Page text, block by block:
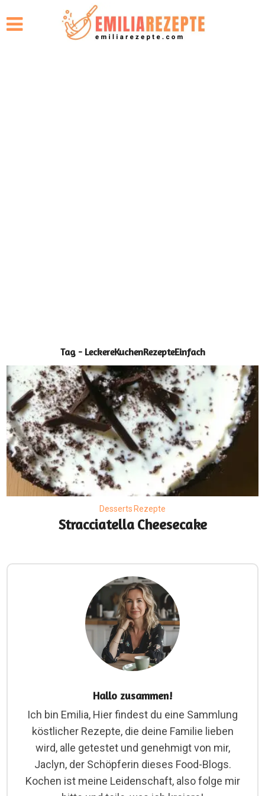
Tag - LeckereKuchenRezepteEinfach
Desserts Rezepte
Stracciatella Cheesecake
Hallo zusammen!
Ich bin Emilia, Hier findest du eine Sammlung
köstlicher Rezepte, die deine Familie lieben
wird, alle getestet und genehmigt von mir,
Jaclyn, der Schöpferin dieses Food-Blogs.
Kochen ist meine Leidenschaft, also folge mir